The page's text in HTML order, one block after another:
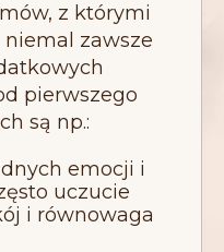
z którymi
niemal zawsze
pierwszego
są np.:
emocji i
uczucie
i równowaga